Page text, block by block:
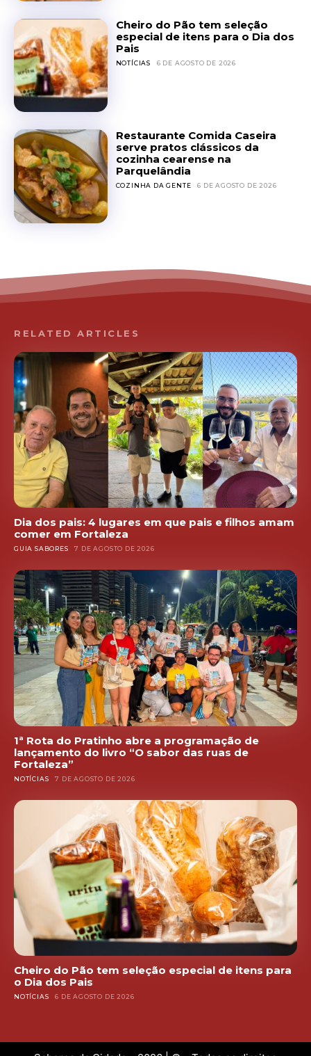
Cheiro do Pão tem seleção
especial de itens para o Dia dos
Pais
NOTÍCIAS 6 DE AGOSTO DE 2026
Restaurante Comida Caseira
serve pratos clássicos da
cozinha cearense na
Parquelândia
COZINHA DA GENTE 6 DE AGOSTO DE 2026
RELATED ARTICLES
Dia dos pais: 4 lugares em que pais e filhos amam
comer em Fortaleza
GUIA SABORES 7 DE AGOSTO DE 2026
1ª Rota do Pratinho abre a programação de
lançamento do livro “O sabor das ruas de
Fortaleza”
NOTÍCIAS 7 DE AGOSTO DE 2026
Cheiro do Pão tem seleção especial de itens para
o Dia dos Pais
NOTÍCIAS 6 DE AGOSTO DE 2026